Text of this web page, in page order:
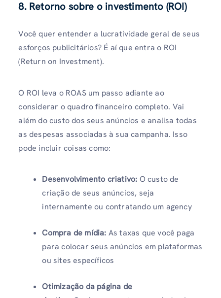
8. Retorno sobre o investimento (ROI)
Você quer entender a lucratividade geral de seus
esforços publicitários? É aí que entra o ROI
(Return on Investment).
O ROI leva o ROAS um passo adiante ao
considerar o quadro financeiro completo. Vai
além do custo dos seus anúncios e analisa todas
as despesas associadas à sua campanha. Isso
pode incluir coisas como:
Desenvolvimento criativo: O custo de
criação de seus anúncios, seja
internamente ou contratando um agency
Compra de mídia: As taxas que você paga
para colocar seus anúncios em plataformas
ou sites específicos
Otimização da página de